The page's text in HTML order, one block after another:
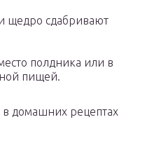
щедро сдабривают
полдника или в
пищей.
в домашних рецептах